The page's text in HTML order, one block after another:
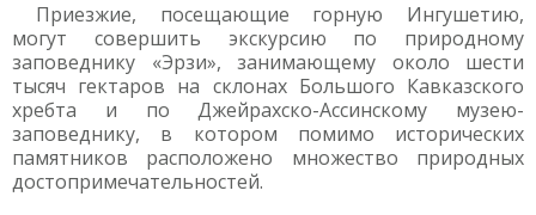
Приезжие, посещающие горную Ингушетию,
могут совершить экскурсию по природному
заповеднику «Эрзи», занимающему около шести
тысяч гектаров на склонах Большого Кавказского
хребта и по Джейрахско-Ассинскому музею-
заповеднику, в котором помимо исторических
памятников расположено множество природных
достопримечательностей.